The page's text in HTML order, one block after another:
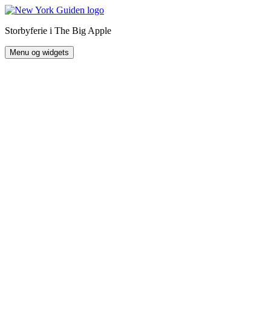
Hop
indhold
Storbyferie i The Big Apple
Menu og widgets